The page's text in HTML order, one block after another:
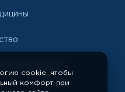
научных
cookie, чтобы
комфорт при